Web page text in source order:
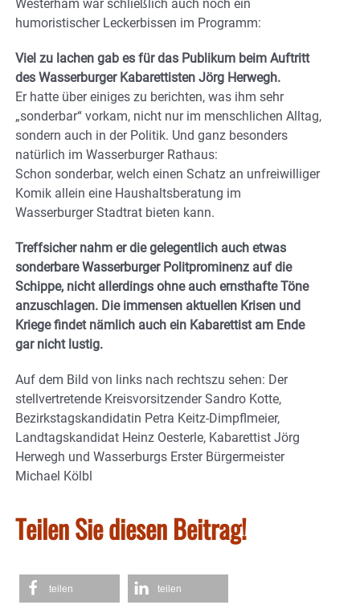
Westerham war schließlich auch noch ein
humoristischer Leckerbissen im Programm:
Viel zu lachen gab es für das Publikum beim Auftritt
des Wasserburger Kabarettisten Jörg Herwegh.
Er hatte über einiges zu berichten, was ihm sehr
„sonderbar“ vorkam, nicht nur im menschlichen Alltag,
sondern auch in der Politik. Und ganz besonders
natürlich im Wasserburger Rathaus:
Schon sonderbar, welch einen Schatz an unfreiwilliger
Komik allein eine Haushaltsberatung im
Wasserburger Stadtrat bieten kann.
Treffsicher nahm er die gelegentlich auch etwas
sonderbare Wasserburger Politprominenz auf die
Schippe, nicht allerdings ohne auch ernsthafte Töne
anzuschlagen. Die immensen aktuellen Krisen und
Kriege findet nämlich auch ein Kabarettist am Ende
gar nicht lustig.
Auf dem Bild von links nach rechtszu sehen: Der
stellvertretende Kreisvorsitzender Sandro Kotte,
Bezirkstagskandidatin Petra Keitz-Dimpflmeier,
Landtagskandidat Heinz Oesterle, Kabarettist Jörg
Herwegh und Wasserburgs Erster Bürgermeister
Michael Kölbl
Teilen Sie diesen Beitrag!
teilen teilen